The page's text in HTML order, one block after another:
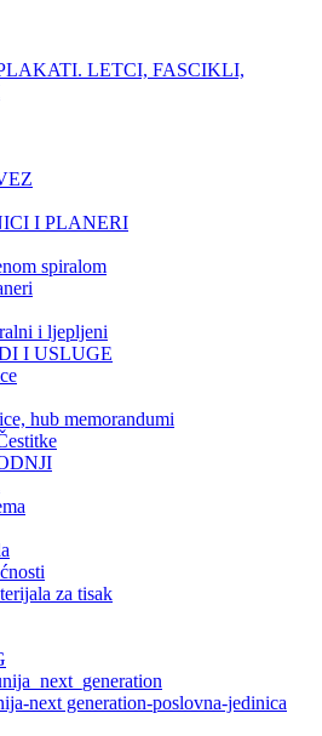
LETCI, FASCIKLI,
I PLANERI
spiralom
i ljepljeni
I USLUGE
hub memorandumi
za tisak
next generation-poslovna-jedinica